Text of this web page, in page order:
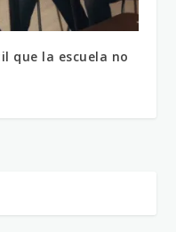
que la escuela no